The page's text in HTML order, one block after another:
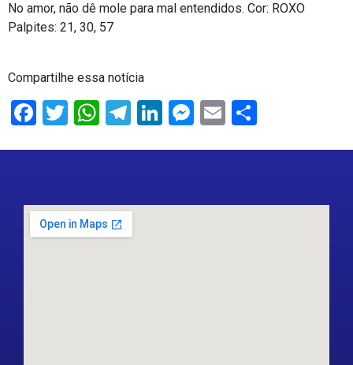
No amor, não dê mole para mal entendidos. Cor: ROXO
Palpites: 21, 30, 57
Compartilhe essa notícia
Facebook
Twitter
WhatsApp
Telegram
LinkedIn
Messenger
Email